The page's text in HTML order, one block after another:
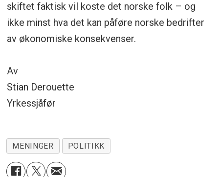
skiftet faktisk vil koste det norske folk – og
ikke minst hva det kan påføre norske bedrifter
av økonomiske konsekvenser.
Av
Stian Derouette
Yrkessjåfør
MENINGER POLITIKK